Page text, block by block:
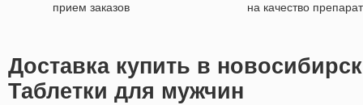
прием заказов на качество
Доставка купить в
Таблетки для мужчин